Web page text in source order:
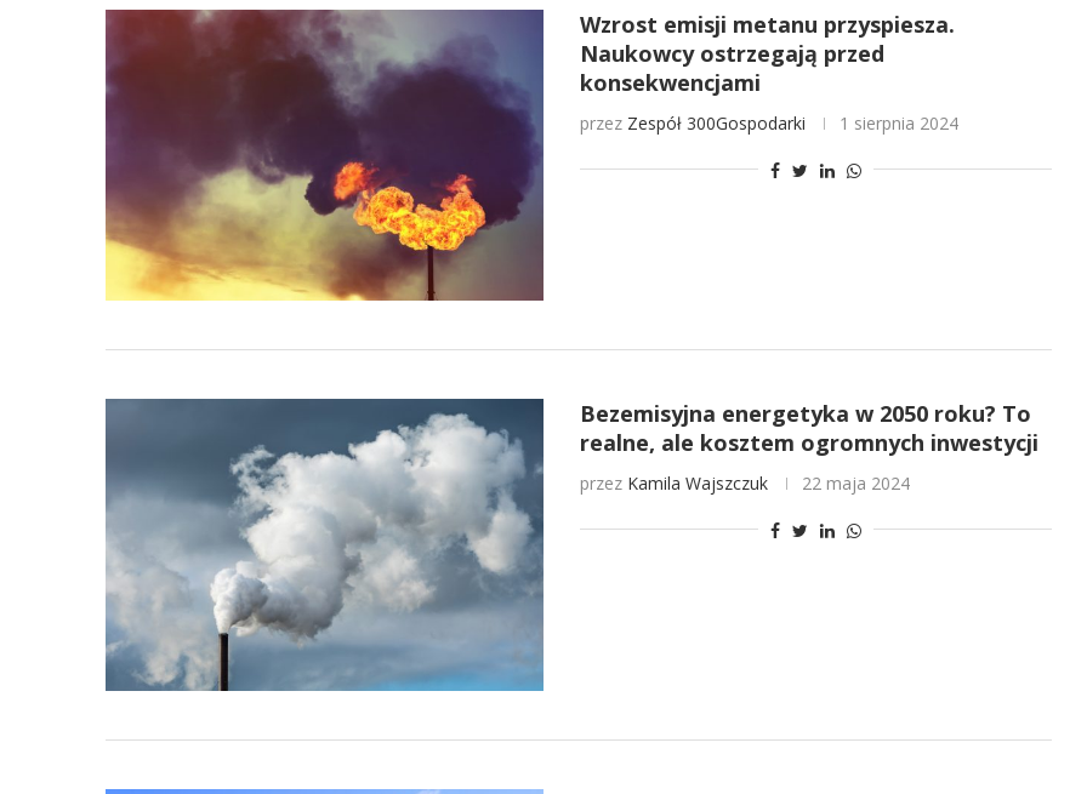
Wzrost emisji metanu przyspiesza.
Naukowcy ostrzegają przed
konsekwencjami
przez Zespół 300Gospodarki 1 sierpnia 2024
Bezemisyjna energetyka w 2050 roku? To
realne, ale kosztem ogromnych inwestycji
przez Kamila Wajszczuk 22 maja 2024